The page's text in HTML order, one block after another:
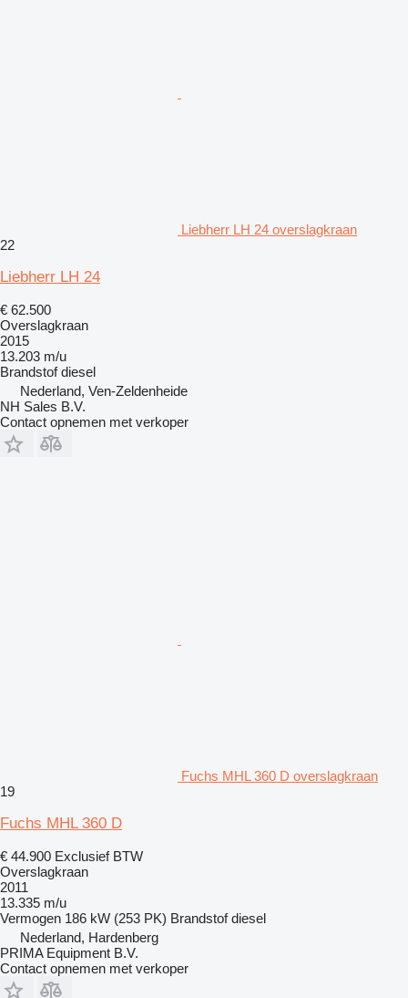
Liebherr LH 24 overslagkraan
22
Liebherr LH 24
€ 62.500
Overslagkraan
2015
13.203 m/u
Brandstof diesel
Nederland, Ven-Zeldenheide
NH Sales B.V.
Contact opnemen met verkoper
Fuchs MHL 360 D overslagkraan
19
Fuchs MHL 360 D
€ 44.900 Exclusief BTW
Overslagkraan
2011
13.335 m/u
Vermogen 186 kW (253 PK) Brandstof diesel
Nederland, Hardenberg
PRIMA Equipment B.V.
Contact opnemen met verkoper